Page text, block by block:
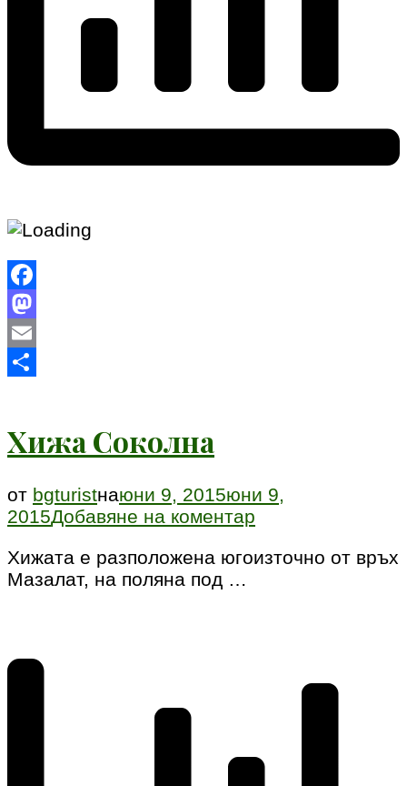
Facebook
Mastodon
Email
Хижа Соколна
от bgturistнаюни 9, 2015юни 9,
2015Добавяне на коментар
Соколна
Хижата е разположена югоизточно от връх
Мазалат, на поляна под …